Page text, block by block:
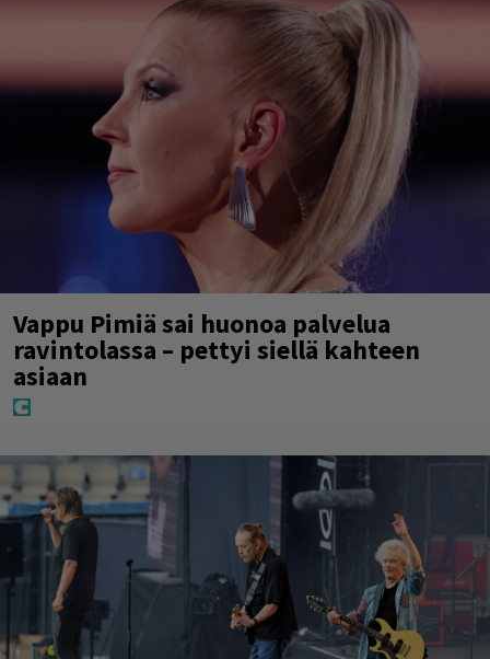
Vappu Pimiä sai huonoa palvelua
ravintolassa – pettyi siellä kahteen
asiaan